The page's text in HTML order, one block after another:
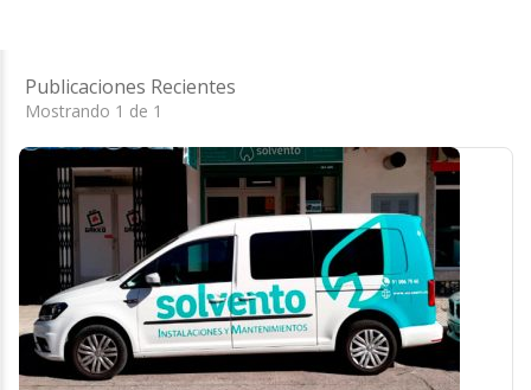
Publicaciones Recientes
Mostrando 1 de 1